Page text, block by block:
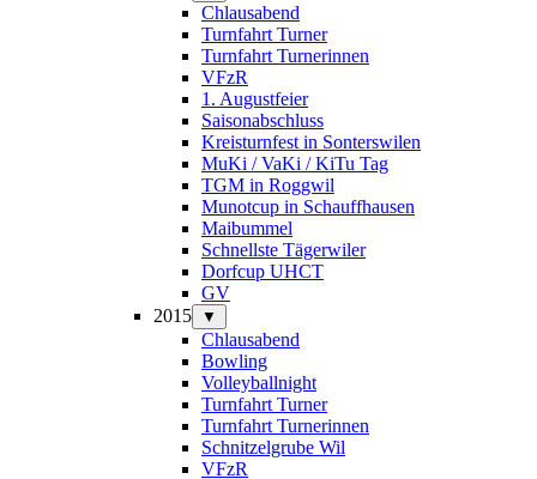
Chlausabend
Turnfahrt Turner
Turnfahrt Turnerinnen
VFzR
1. Augustfeier
Saisonabschluss
Kreisturnfest in Sonterswilen
MuKi / VaKi / KiTu Tag
TGM in Roggwil
Munotcup in Schauffhausen
Maibummel
Schnellste Tägerwiler
Dorfcup UHCT
GV
2015
▼
Chlausabend
Bowling
Volleyballnight
Turnfahrt Turner
Turnfahrt Turnerinnen
Schnitzelgrube Wil
VFzR